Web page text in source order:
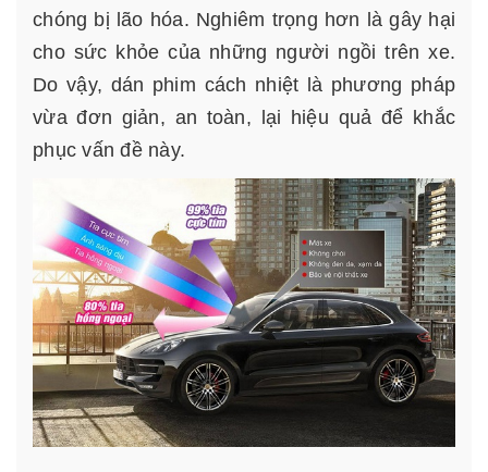
chóng bị lão hóa. Nghiêm trọng hơn là gây hại
cho sức khỏe của những người ngồi trên xe.
Do vậy, dán phim cách nhiệt là phương pháp
vừa đơn giản, an toàn, lại hiệu quả để khắc
phục vấn đề này.